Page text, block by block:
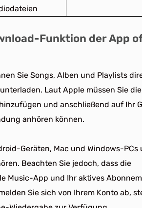
Funktion der App
Sie Songs, Alben und Playlists
Laut Apple müssen Sie die
und anschließend auf Ihr
anhören können.
Geräten, Mac und Windows-PCs
Beachten Sie jedoch, dass die
Music-App und Ihr aktives
Sie sich von Ihrem Konto ab,